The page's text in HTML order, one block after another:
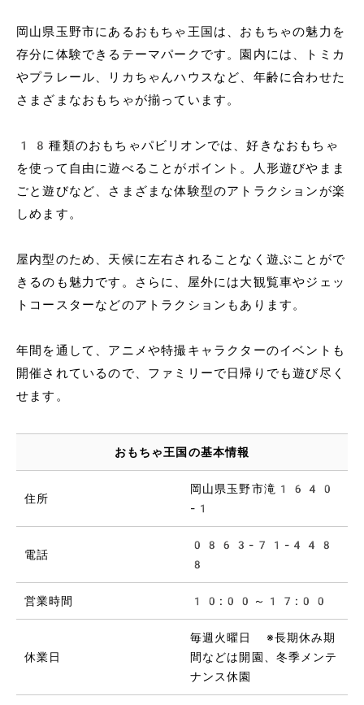
岡山県玉野市にあるおもちゃ王国は、おもちゃの魅力を
存分に体験できるテーマパークです。園内には、トミカ
やプラレール、リカちゃんハウスなど、年齢に合わせた
さまざまなおもちゃが揃っています。
18種類のおもちゃパビリオンでは、好きなおもちゃ
を使って自由に遊べることがポイント。人形遊びやまま
ごと遊びなど、さまざまな体験型のアトラクションが楽
しめます。
屋内型のため、天候に左右されることなく遊ぶことがで
きるのも魅力です。さらに、屋外には大観覧車やジェッ
トコースターなどのアトラクションもあります。
年間を通して、アニメや特撮キャラクターのイベントも
開催されているので、ファミリーで日帰りでも遊び尽く
せます。
おもちゃ王国の基本情報
住所
岡山県玉野市滝1640
-1
電話
0863-71-448
8
営業時間 10:00～17:00
休業日
毎週火曜日 ※長期休み期
間などは開園、冬季メンテ
ナンス休園